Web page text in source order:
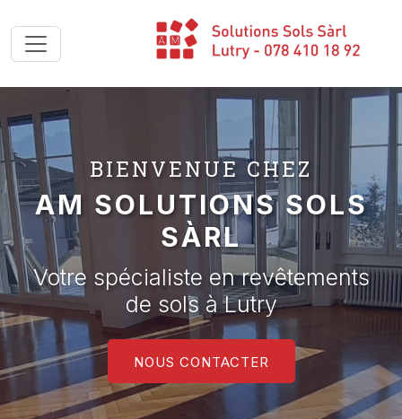
BIENVENUE CHEZ
AM SOLUTIONS SOLS
SÀRL
Votre spécialiste en revêtements
de sols à Lutry
NOUS CONTACTER